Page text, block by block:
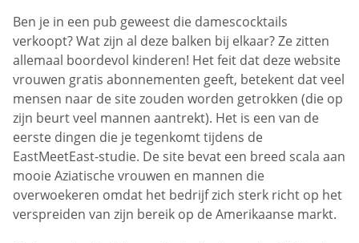
Ben je in een pub geweest die damescocktails
verkoopt? Wat zijn al deze balken bij elkaar? Ze zitten
allemaal boordevol kinderen! Het feit dat deze website
vrouwen gratis abonnementen geeft, betekent dat veel
mensen naar de site zouden worden getrokken (die op
zijn beurt veel mannen aantrekt). Het is een van de
eerste dingen die je tegenkomt tijdens de
EastMeetEast-studie. De site bevat een breed scala aan
mooie Aziatische vrouwen en mannen die
overwoekeren omdat het bedrijf zich sterk richt op het
verspreiden van zijn bereik op de Amerikaanse markt.